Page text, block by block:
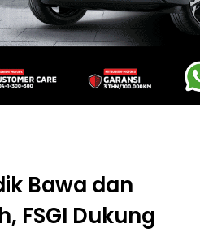
Bawa dan
FSGI Dukung